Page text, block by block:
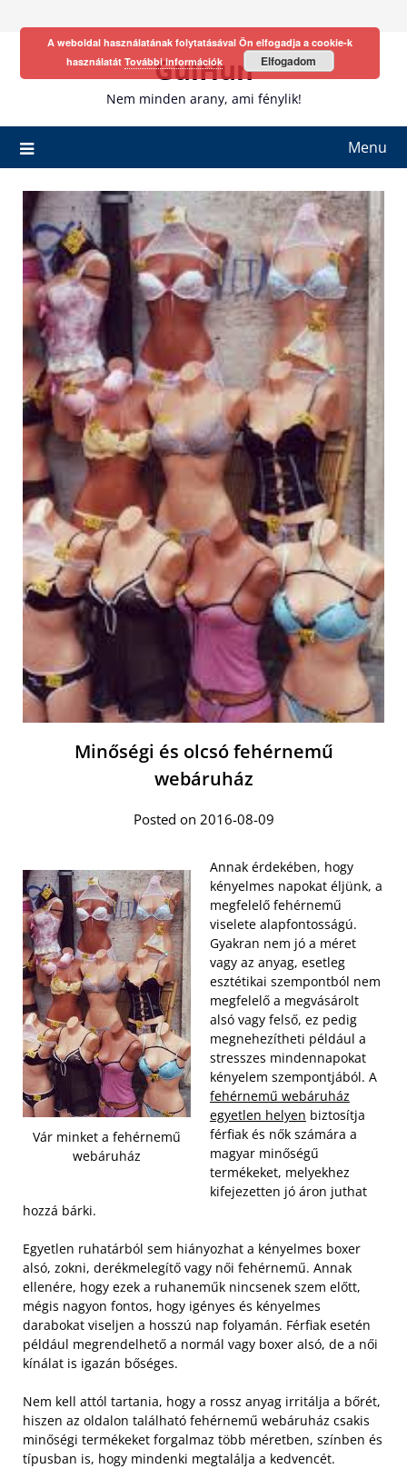
GulHun
Nem minden arany, ami fénylik!
Menu
Minőségi és olcsó fehérnemű
webáruház
Posted on 2016-08-09
Vár minket a fehérnemű
webáruház
Annak érdekében, hogy
kényelmes napokat éljünk, a
megfelelő fehérnemű
viselete alapfontosságú.
Gyakran nem jó a méret
vagy az anyag, esetleg
esztétikai szempontból nem
megfelelő a megvásárolt
alsó vagy felső, ez pedig
megnehezítheti például a
stresszes mindennapokat
kényelem szempontjából. A
fehérnemű webáruház
egyetlen helyen biztosítja
férfiak és nők számára a
magyar minőségű
termékeket, melyekhez
kifejezetten jó áron juthat
hozzá bárki.
Egyetlen ruhatárból sem hiányozhat a kényelmes boxer
alsó, zokni, derékmelegítő vagy női fehérnemű. Annak
ellenére, hogy ezek a ruhaneműk nincsenek szem előtt,
mégis nagyon fontos, hogy igényes és kényelmes
darabokat viseljen a hosszú nap folyamán. Férfiak esetén
például megrendelhető a normál vagy boxer alsó, de a női
kínálat is igazán bőséges.
Nem kell attól tartania, hogy a rossz anyag irritálja a bőrét,
hiszen az oldalon található fehérnemű webáruház csakis
minőségi termékeket forgalmaz több méretben, színben és
típusban is, hogy mindenki megtalálja a kedvencét.
A weboldal használatának folytatásával Ön elfogadja a cookie-k
használatát További információk Elfogadom